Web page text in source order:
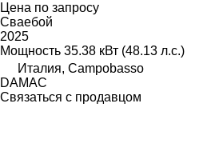
Цена по запросу
Сваебой
2025
Мощность 35.38 кВт (48.13 л.с.)
Италия, Campobasso
DAMAC
Связаться с продавцом